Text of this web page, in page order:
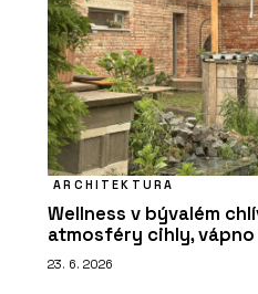
ARCHITEKTURA
Wellness v bývalém
atmosféry cihly,
23. 6. 2026